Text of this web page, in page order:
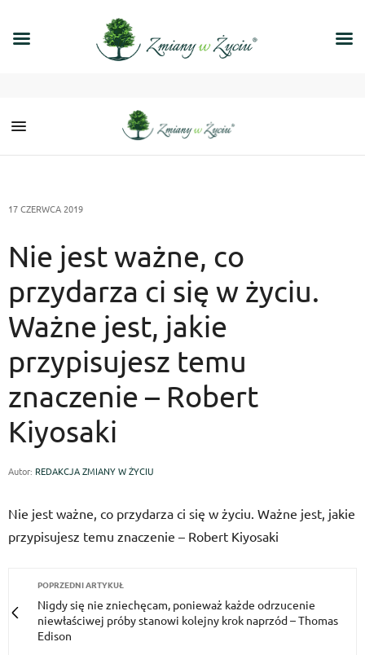
17 CZERWCA 2019
Nie jest ważne, co
przydarza ci się w życiu.
Ważne jest, jakie
przypisujesz temu
znaczenie – Robert
Kiyosaki
Autor: REDAKCJA ZMIANY W ŻYCIU
Nie jest ważne, co przydarza ci się w życiu. Ważne jest, jakie
przypisujesz temu znaczenie – Robert Kiyosaki
POPRZEDNI ARTYKUŁ
Nigdy się nie zniechęcam, ponieważ każde odrzucenie
niewłaściwej próby stanowi kolejny krok naprzód – Thomas
Edison